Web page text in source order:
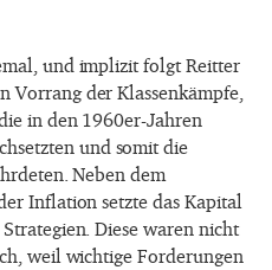
und implizit folgt Reitter
Vorrang der Klassenkämpfe,
in den 1960er-Jahren
und somit die
Neben dem
Inflation setzte das Kapital
Diese waren nicht
weil wichtige Forderungen